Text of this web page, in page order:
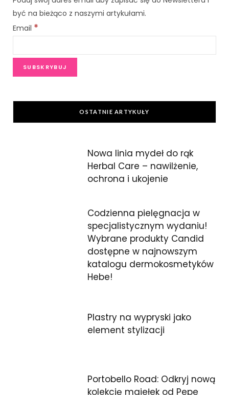
o
e
być na bieżąco z naszymi artykułami.
Email *
OSTATNIE ARTYKUŁY
Nowa linia mydeł do rąk
Herbal Care – nawilżenie,
ochrona i ukojenie
Codzienna pielęgnacja w
specjalistycznym wydaniu!
Wybrane produkty Candid
dostępne w najnowszym
katalogu dermokosmetyków
Hebe!
Plastry na wypryski jako
element stylizacji
Portobello Road: Odkryj nową
kolekcję mgiełek od Pepe